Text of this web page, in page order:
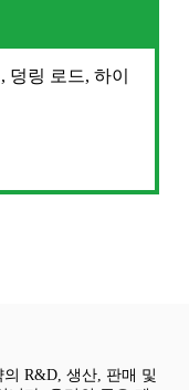
링 로드, 하이
R&D, 생산, 판매 및